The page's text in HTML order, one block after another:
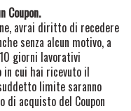
Coupon.
avrai diritto di recedere
senza alcun motivo, a
giorni lavorativi
in cui hai ricevuto il
limite saranno
acquisto del Coupon